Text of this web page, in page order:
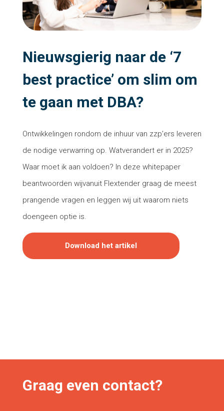
Nieuwsgierig naar de ‘7
best practice’ om slim om
te gaan met DBA?
Ontwikkelingen rondom de inhuur van zzp’ers leveren
de nodige verwarring op. Watverandert er in 2025?
Waar moet ik aan voldoen? In deze whitepaper
beantwoorden wijvanuit Flextender graag de meest
prangende vragen en leggen wij uit waarom niets
doengeen optie is.
Download het artikel
Graag even contact?